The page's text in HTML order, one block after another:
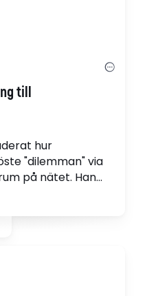
till
hur
"dilemman" via
på nätet. Han
arbete inte
finns
lärandet.